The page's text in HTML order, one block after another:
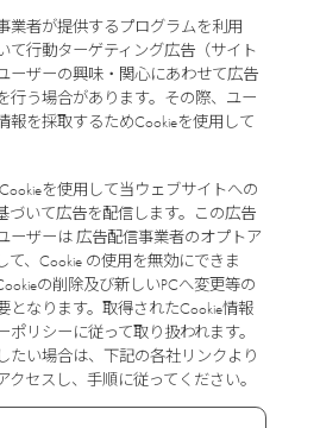
業者が提供するプログラムを利用
て行動ターゲティング広告（サイト
ーザーの興味・関心にあわせて広告
行う場合があります。その際、ユー
報を採取するためCookieを使用して
を使用して当ウェブサイトへの
づいて広告を配信します。この広告
ーザーは 広告配信事業者のオプトア
て、Cookie の使用を無効にできま
の削除及び新しいPCへ変更等の
となります。取得されたCookie情報
リシーに従って取り扱われます。
たい場合は、下記の各社リンクより
セスし、手順に従ってください。